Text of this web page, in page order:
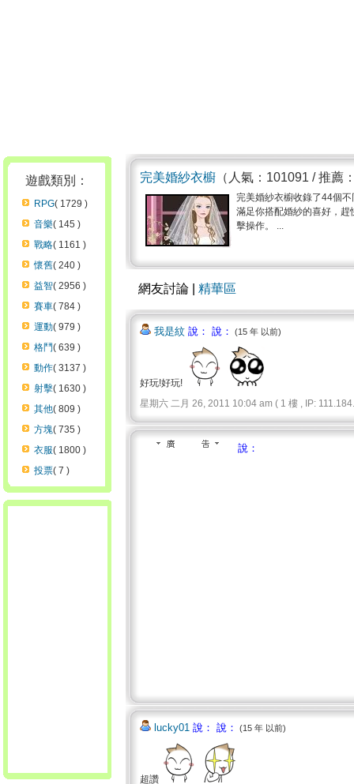
遊戲類別：
RPG( 1729 )
音樂( 145 )
戰略( 1161 )
懷舊( 240 )
益智( 2956 )
賽車( 784 )
運動( 979 )
格鬥( 639 )
動作( 3137 )
射擊( 1630 )
其他( 809 )
方塊( 735 )
衣服( 1800 )
投票( 7 )
完美婚紗衣櫥 （人氣：101091 / 推薦
完美婚紗衣櫥收錄了44個
滿足你搭配婚紗的喜好，
擊操作。 ...
網友討論 | 精華區
我是紋 說： 說： (15 年 以前)
好玩!好玩!
星期六 二月 26, 2011 10:04 am ( 1 樓 , IP:
說：
lucky01 說： 說： (15 年 以前)
超讚